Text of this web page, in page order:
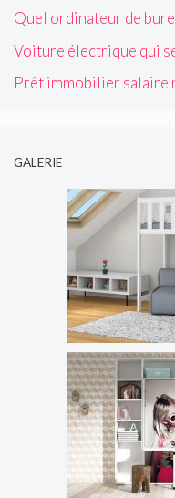
Quel ordinateur de
Voiture électrique qui
Prêt immobilier salaire
GALERIE